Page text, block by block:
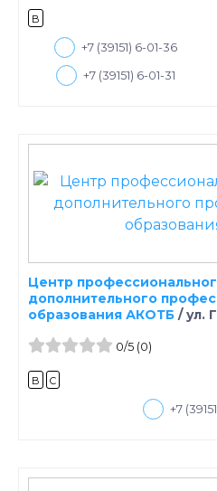
B
+7 (39151) 6-01-36
+7 (39151) 6-01-31
Центр
дополнительного
образования АКОТБ /ул.
0/5(0)
B C
+7